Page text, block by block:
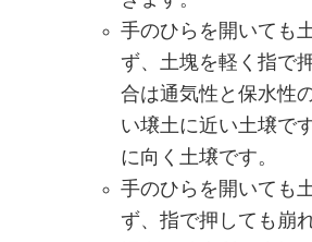
手のひらを開いても
ず、土塊を軽く指で
合は通気性と保水性
い壌土に近い土壌で
に向く土壌です。
手のひらを開いても
ず、指で押しても崩